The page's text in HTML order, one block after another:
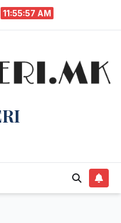
11:55:58 AM